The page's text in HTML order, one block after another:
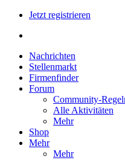
Jetzt registrieren
Nachrichten
Stellenmarkt
Firmenfinder
Forum
Community-
Alle Aktivitäten
Mehr
Shop
Mehr
Mehr